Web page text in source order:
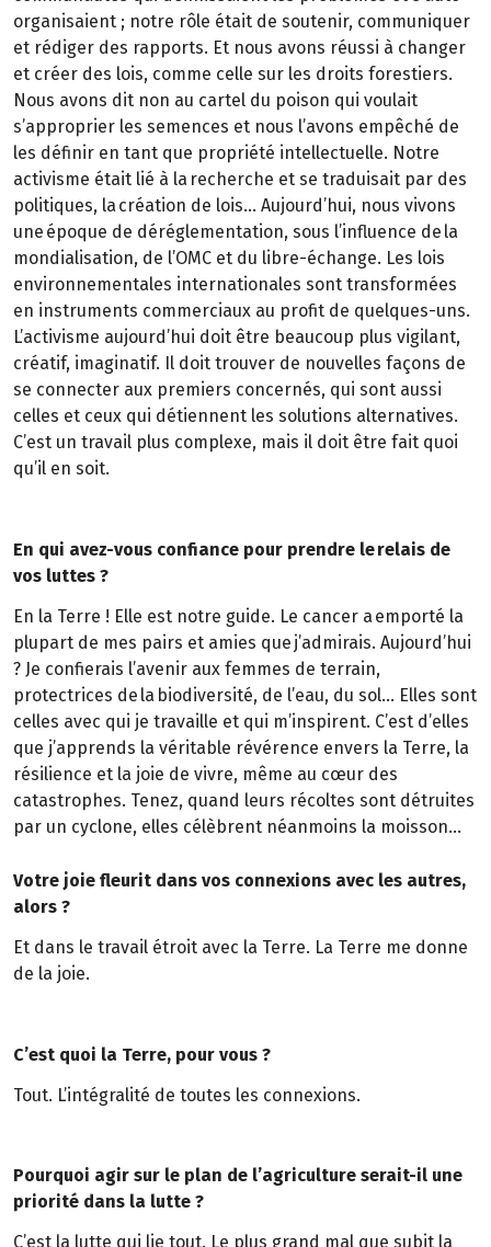
organisaient ; notre rôle était de soutenir, communiquer
et rédiger des rapports. Et nous avons réussi à changer
et créer des lois, comme celle sur les droits forestiers.
Nous avons dit non au cartel du poison qui voulait
s’approprier les semences et nous l’avons empêché de
les définir en tant que propriété intellectuelle. Notre
activisme était lié à la recherche et se traduisait par des
politiques, la création de lois… Aujourd’hui, nous vivons
une époque de déréglementation, sous l’influence de la
mondialisation, de l’OMC et du libre-échange. Les lois
environnementales internationales sont transformées
en instruments commerciaux au profit de quelques-uns.
L’activisme aujourd’hui doit être beaucoup plus vigilant,
créatif, imaginatif. Il doit trouver de nouvelles façons de
se connecter aux premiers concernés, qui sont aussi
celles et ceux qui détiennent les solutions alternatives.
C’est un travail plus complexe, mais il doit être fait quoi
qu’il en soit.
En qui avez-vous confiance pour prendre le relais de
vos luttes ?
En la Terre ! Elle est notre guide. Le cancer a emporté la
plupart de mes pairs et amies que j’admirais. Aujourd’hui
? Je confierais l’avenir aux femmes de terrain,
protectrices de la biodiversité, de l’eau, du sol… Elles sont
celles avec qui je travaille et qui m’inspirent. C’est d’elles
que j’apprends la véritable révérence envers la Terre, la
résilience et la joie de vivre, même au cœur des
catastrophes. Tenez, quand leurs récoltes sont détruites
par un cyclone, elles célèbrent néanmoins la moisson…
Votre joie fleurit dans vos connexions avec les autres,
alors ?
Et dans le travail étroit avec la Terre. La Terre me donne
de la joie.
C’est quoi la Terre, pour vous ?
Tout. L’intégralité de toutes les connexions.
Pourquoi agir sur le plan de l’agriculture serait-il une
priorité dans la lutte ?
C’est la lutte qui lie tout. Le plus grand mal que subit la